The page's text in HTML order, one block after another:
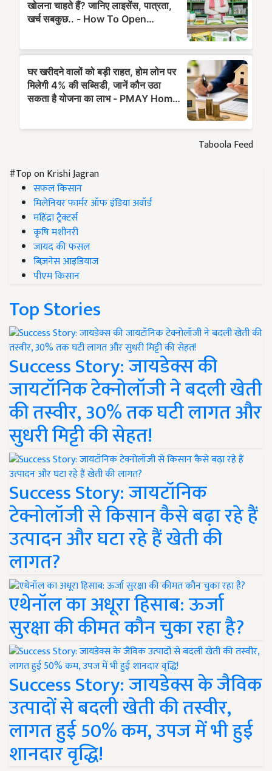
Taboola Feed
#Top on Krishi Jagran
सफल किसान
मिलेनियर फार्मर ऑफ इंडिया अवॉर्ड
महिंद्रा ट्रैक्टर्स
कृषि मशीनरी
जायद की फसल
बिज़नेस आइडियाज
पीएम किसान
Top Stories
Success Story: जायडेक्स की
जायटॉनिक टेक्नोलॉजी ने बदली खेती
की तस्वीर, 30% तक घटी लागत और
सुधरी मिट्टी की सेहत!
Success Story: जायटॉनिक
टेक्नोलॉजी से किसान कैसे बढ़ा रहे हैं
उत्पादन और घटा रहे हैं खेती की
लागत?
एथेनॉल का अधूरा हिसाब: ऊर्जा
सुरक्षा की कीमत कौन चुका रहा है?
Success Story: जायडेक्स के जैविक
उत्पादों से बदली खेती की तस्वीर,
लागत हुई 50% कम, उपज में भी हुई
शानदार वृद्धि!